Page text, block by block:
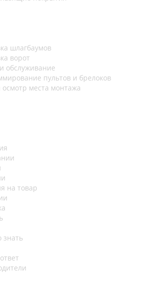
шлагбаумов
ворот
обслуживание
пультов и брелоков
места монтажа
на товар
знать